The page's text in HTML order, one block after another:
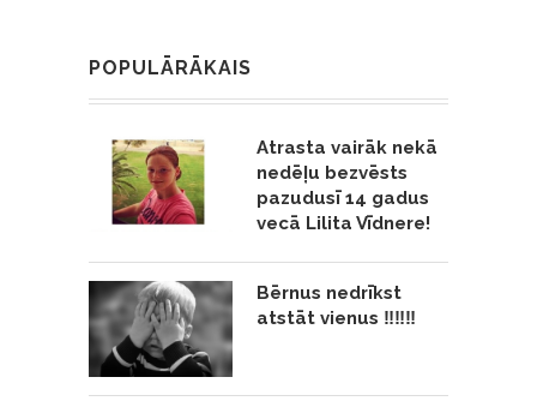
POPULĀRĀKAIS
Atrasta vairāk nekā
nedēļu bezvēsts
pazudusī 14 gadus
vecā Lilita Vīdnere!
Bērnus nedrīkst
atstāt vienus ‼️‼️‼️